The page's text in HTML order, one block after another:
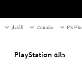
PS ملحقات الأخبار
حالة PlayStation